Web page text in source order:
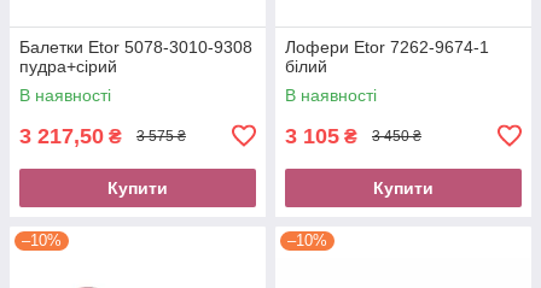
Балетки Etor 5078-3010-9308
пудра+сірий
В наявності
3 217,50 ₴ 3 575 ₴
Купити
Лофери Etor 7262-9674-1
білий
В наявності
3 105 ₴ 3 450 ₴
Купити
–10% –10%